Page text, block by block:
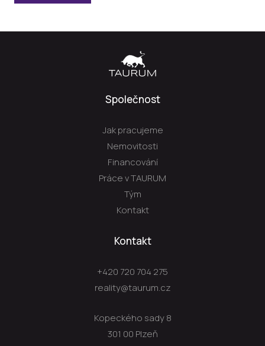
Společnost
Jak pracujeme
Nemovitosti
Financování
Práce v TAURUM
Tým
Kontakt
Kontakt
+420 720 704 275
reality@taurum.cz
Kopeckého sady 8
301 00 Plzeň